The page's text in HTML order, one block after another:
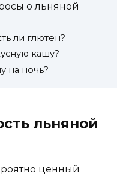
о льняной
ли глютен?
кашу?
на ночь?
льняной
ценный